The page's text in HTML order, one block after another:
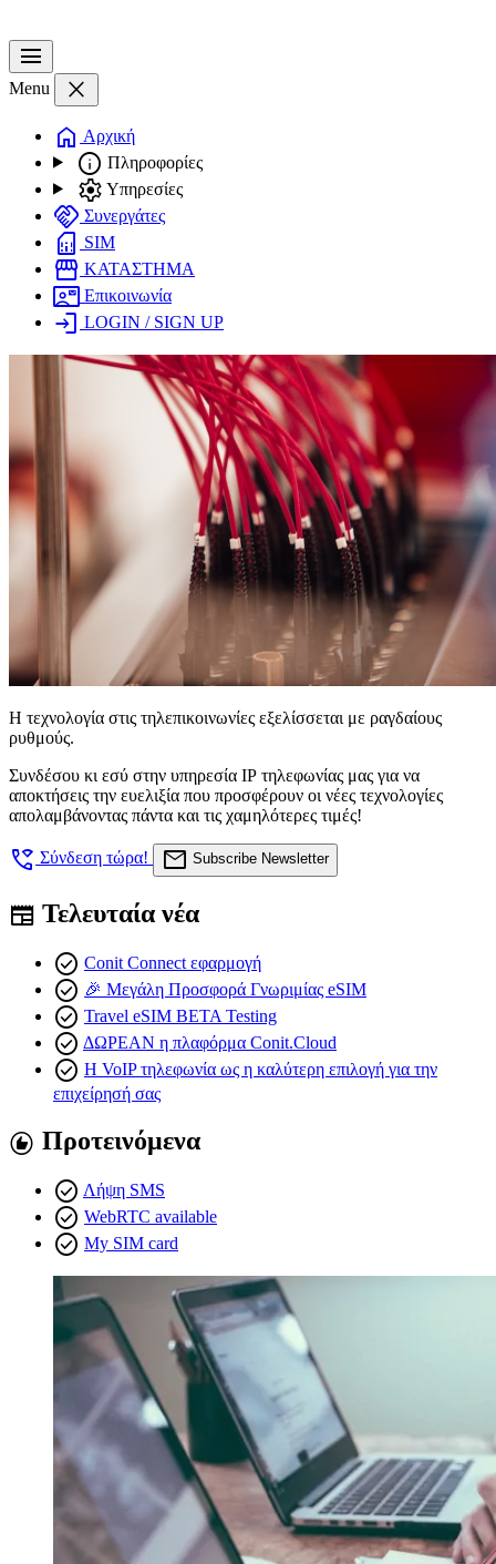
menu
Menu
close
home Αρχική
info Πληροφορίες
settings Υπηρεσίες
handshake Συνεργάτες
sim_card SIM
storefront ΚΑΤΑΣΤΗΜΑ
contact_mail Επικοινωνία
login LOGIN / SIGN UP
Η τεχνολογία στις τηλεπικοινωνίες εξελίσσεται με ραγδαίους
ρυθμούς.
Συνδέσου κι εσύ στην υπηρεσία ΙΡ τηλεφωνίας μας για να
αποκτήσεις την ευελιξία που προσφέρουν οι νέες τεχνολογίες
απολαμβάνοντας πάντα και τις χαμηλότερες τιμές!
wifi_calling Σύνδεση τώρα! mail Subscribe Newsletter
newspaper Τελευταία νέα
check_circle Conit Connect εφαρμογή
check_circle 🎉 Μεγάλη Προσφορά Γνωριμίας eSIM
check_circle Travel eSIM BETA Testing
check_circle ΔΩΡΕΑΝ η πλαφόρμα Conit.Cloud
check_circle Η VoIP τηλεφωνία ως η καλύτερη επιλογή για την
επιχείρησή σας
recommend Προτεινόμενα
check_circle Λήψη SMS
check_circle WebRTC available
check_circle My SIM card